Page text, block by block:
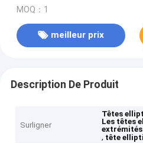
MOQ：1
meilleur prix
Description De Produit
Surligner
Têtes
Les têtes
, tête